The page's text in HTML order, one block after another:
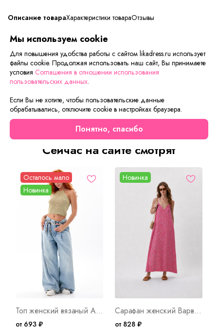
Описание товараХарактеристики товараОтзывы
Мягкий женский халат Шелли на запах с поясом,
капюшоном и карманами. Лучший пушистый и уютный
халатик для дома и отдыха. Приятная к телу ткань
велсофт выглядит изысканно и в то же время практично.
Классический крой халата, длинные рукава, оптимальная
длина обеспечат комфорт в носке. Прост в уходе,
допускается как ручная стирка, так и стирка в машинке
автомат.
Сейчас на сайте смотрят
Осталось мало
Новинка
Топ женский вязаный Анджелина Арт. 10705
от 693 ₽
Новинка
Сарафан женский Варвара К Арт. 10748
от 828 ₽
Мы используем cookie
Для повышения удобства работы с сайтом likadress.ru использует
файлы cookie. Продолжая использовать наш сайт, Вы принимаете
условия Соглашения в отношении использования
пользовательских данных.
Если Вы не хотите, чтобы пользовательские данные
обрабатывались, отключите cookie в настройках браузера.
Понятно, спасибо